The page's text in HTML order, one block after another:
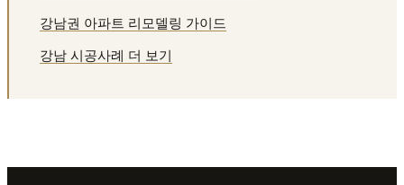
강남권 아파트 리모델링 가이드
강남 시공사례 더 보기